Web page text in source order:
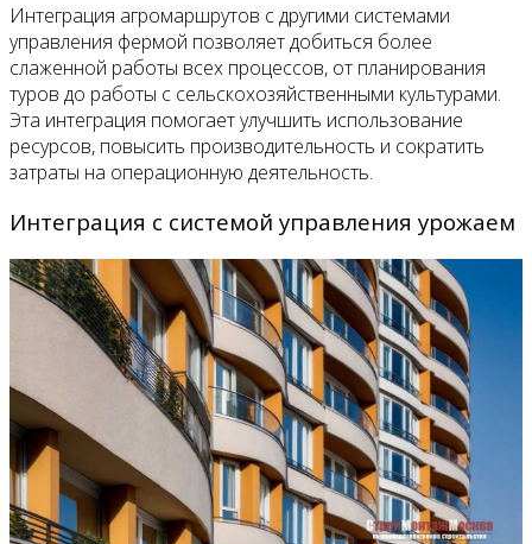
Интеграция агромаршрутов с другими системами
управления фермой позволяет добиться более
слаженной работы всех процессов, от планирования
туров до работы с сельскохозяйственными культурами.
Эта интеграция помогает улучшить использование
ресурсов, повысить производительность и сократить
затраты на операционную деятельность.
Интеграция с системой управления урожаем